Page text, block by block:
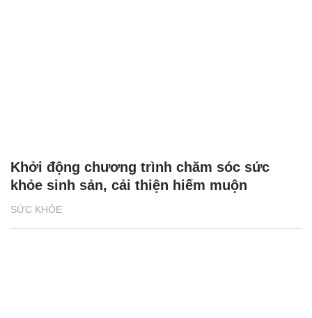
SỨC KHỎE
Khởi động chương trình chăm sóc sức
khỏe sinh sản, cải thiện hiếm muộn